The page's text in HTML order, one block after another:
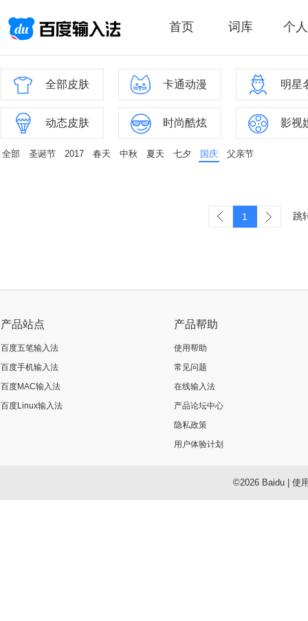
首页 词库 个
全部皮肤 卡通动漫 明星
动态皮肤 时尚酷炫 影视
全部 圣诞节 2017 春天 中秋 夏天 七夕 国庆 父亲节
1 跳
产品站点
百度五笔输入法
百度手机输入法
百度MAC输入法
百度Linux输入法
产品帮助
使用帮助
常见问题
在线输入法
产品论坛中心
隐私政策
用户体验计划
©2026 Baidu| 使